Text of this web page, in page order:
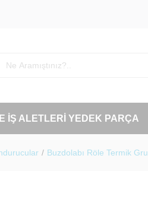
İŞ ALETLERI YEDEK PARÇA
/ Buzdolabı Röle Termik